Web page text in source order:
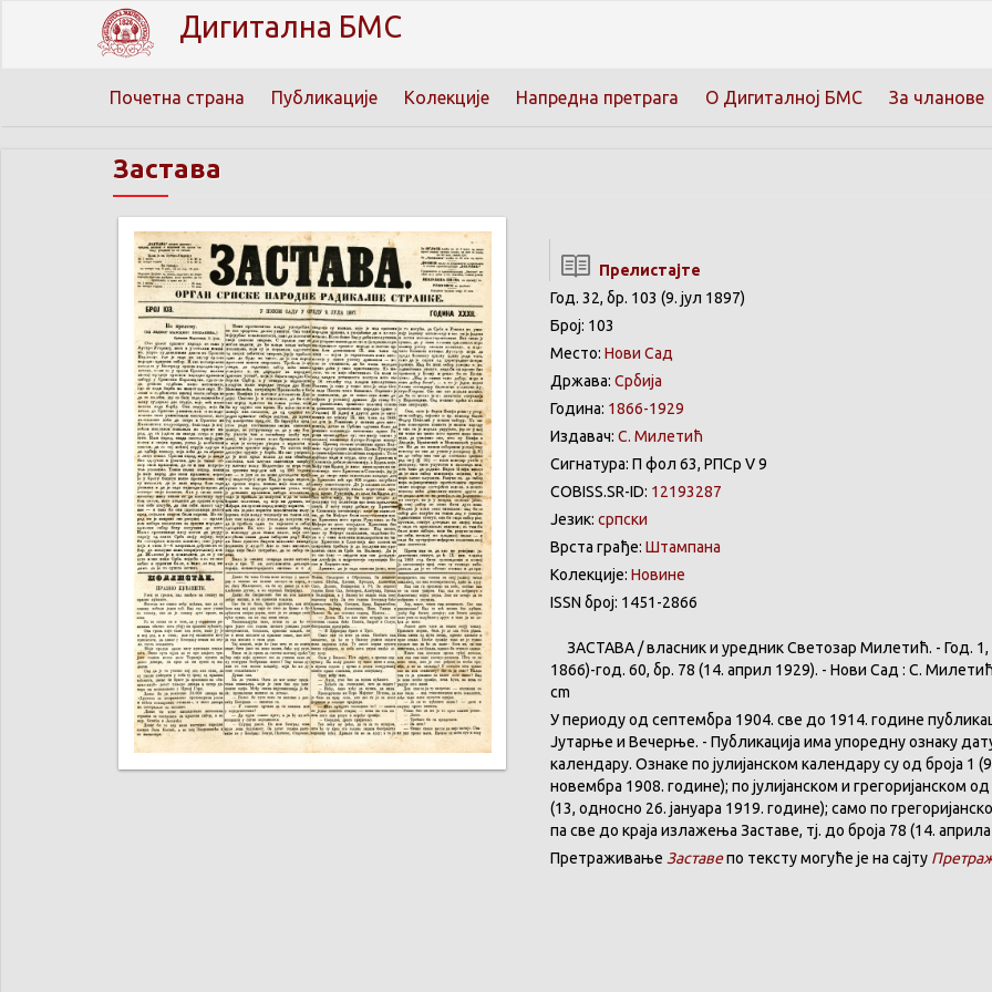
Дигитална БМС
Почетна страна Публикације Колекције Напредна претрага О Дигиталној БМС За чланове
Застава
Прелистајте
Год. 32, бр. 103 (9. јул 1897)
Број: 103
Место: Нови Сад
Држава: Србија
Година: 1866-1929
Издавач: С. Милетић
Сигнатура: П фол 63, РПСр V 9
COBISS.SR-ID: 12193287
Језик: српски
Врста грађе: Штампана
Колекције: Новине
ISSN број: 1451-2866
ЗАСТАВА /власники уредникСветозар Милетић. - Год. 1,
1866)-год. 60, бр. 78 (14. април 1929). - Нови Сад : С.
cm
Упериодуод септембра 1904. све до 1914. године
Јутарње и Вечерње. - Публикација има упореднуознаку
календару. Ознаке по јулијанском календару су од броја 1
новембра 1908. године); по јулијанском и грегоријанском
(13, односно 26. јануара 1919. године); само по
па све до краја излажења Заставе, тј. до броја 78 (14.
Претраживање Заставепо тексту могуће је на сајту